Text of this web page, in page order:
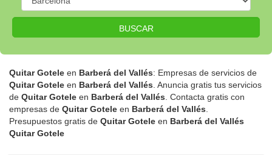
BUSCAR
Quitar Gotele en Barberá del Vallés: Empresas de servicios de
Quitar Gotele en Barberá del Vallés . Anuncia gratis tus servicios
de Quitar Gotele en Barberá del Vallés . Contacta gratis con
empresas de Quitar Gotele en Barberá del Vallés
Presupuestos gratis de Quitar Gotele en Barberá del Vallés
Quitar Gotele